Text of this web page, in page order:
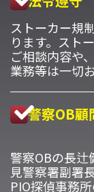
ストーカー規
ります。スト
ご相談内容や
業務等は一切
警察OB顧
警察OBの長
見警察署副署
PIO探偵事務